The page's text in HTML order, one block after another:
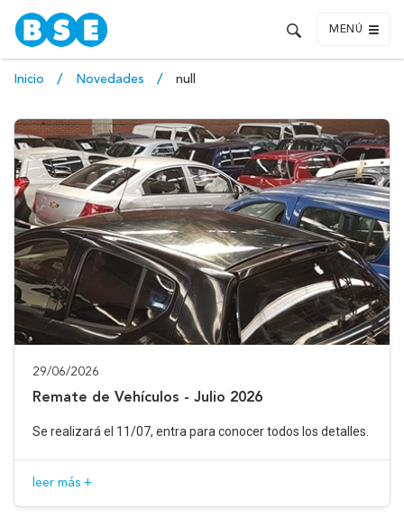
MENÚ
Inicio Novedades null
29/06/2026
Remate de Vehículos - Julio 2026
Se realizará el 11/07, entra para conocer todos los detalles.
leer más +